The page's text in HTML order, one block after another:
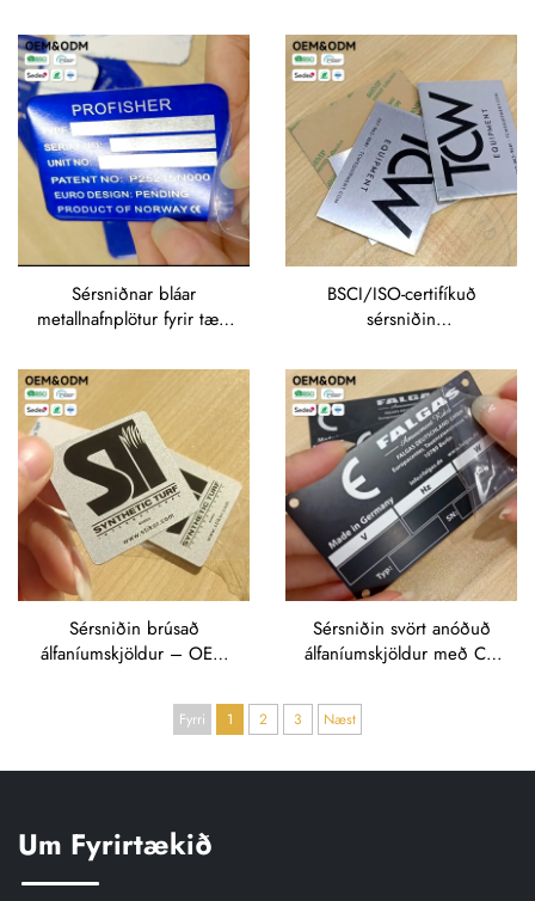
messinguð plötu, anóðuð
álfínmerki fyrir heiti og
tákn, SS-merki,
rafmagnsmerki úr rustfritt
stál
alþjóðlega
viðskiptatæknivörumerki
Sérsniðnar bláar
metallnafnplötur fyrir tæki
uppfinningarskyldu og
CE-merkingu fyrir
sjóvarahugbúnað
BSCI/ISO-certifíkuð
sérsniðin
frá framleiðanda fyrir stór
pöntunir
Sérsniðin brúsað
álfaníumskjöldur – OEM
iðnaðarutstyrð
Sérsniðin svört anóðuð
álfaníumskjöldur með CE-
fyllanlegum
viðmiðunarsvæðum fyrir
Fyrri 1 2 3 Næst
Um Fyrirtækið